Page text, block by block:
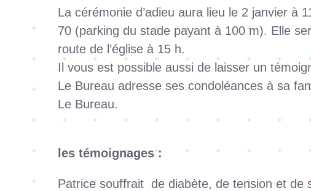
La cérémonie d’adieu aura lieu le 2 janvier à
70 (parking du stade payant à 100 m). Elle
route de l’église à 15 h.
Il vous est possible aussi de laisser un
Le Bureau adresse ses condoléances à sa
Le Bureau.
les témoignages :
Patrice souffrait de diabète, de tension et de